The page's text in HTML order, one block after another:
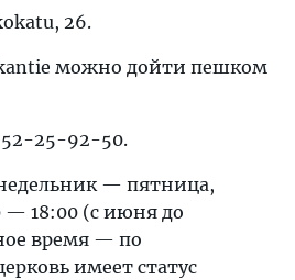
26.
можно дойти пешком
52-25-92-50.
— пятница,
— 18:00 (с июня до
время — по
имеет статус